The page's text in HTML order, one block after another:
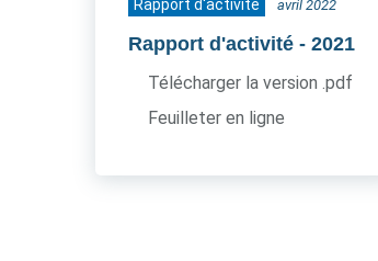
Rapport d'activité avril 2022
Rapport d'activité - 2021
Télécharger la version .pdf
Feuilleter en ligne